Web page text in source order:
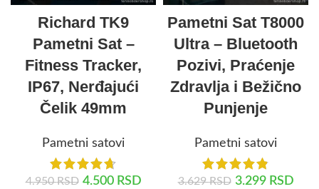
Richard TK9
Pametni Sat –
Fitness Tracker,
IP67, Nerđajući
Čelik 49mm
Pametni satovi
4.950RSD 4.500 RSD
Pametni Sat T8000
Ultra – Bluetooth
Pozivi, Praćenje
Zdravlja i Bežično
Punjenje
Pametni satovi
3.629RSD 3.299 RSD